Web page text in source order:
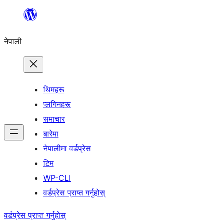
सामग्रीमा
नेपाली
थिमहरू
प्लगिनहरू
समाचार
बारेमा
नेपालीमा वर्डप्रेस
टिम
WP-CLI
वर्डप्रेस प्राप्त गर्नुहोस्
वर्डप्रेस प्राप्त गर्नुहोस्